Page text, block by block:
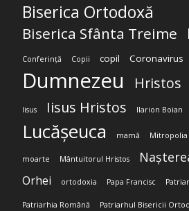
Biserica Ortodoxă
Biserica Sfânta Treime
Conferință Copii copil Coronavirus
Dumnezeu Hristos
Iisus Iisus Hristos Ilarion Boian
Lucășeuca mamă Mitropolia
moarte Mântuitorul Hristos
Orhei ortodoxia Papa Francisc
Patriarhia Română Patriarhul Bisericii